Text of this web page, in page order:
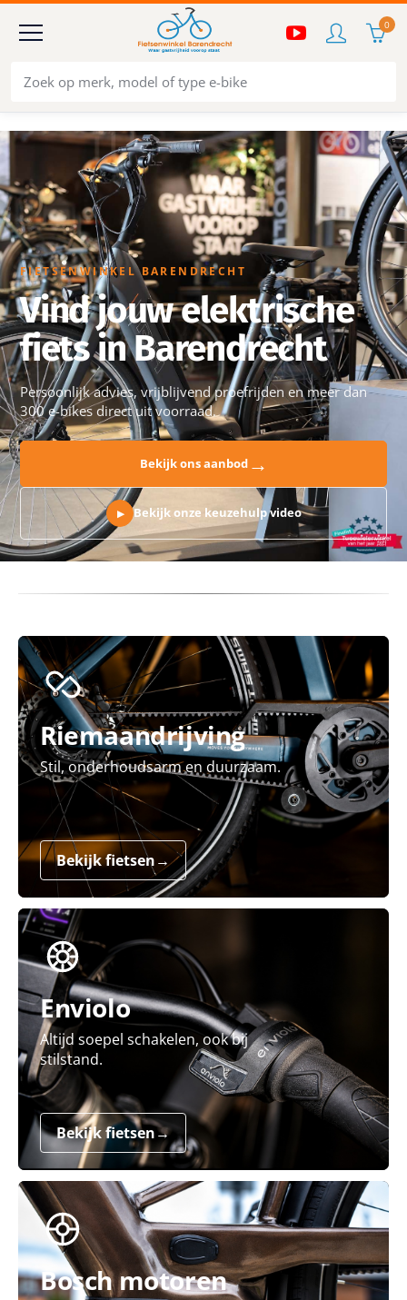
0
FIETSENWINKEL BARENDRECHT
Vind jouw elektrische
fiets in Barendrecht
Persoonlijk advies, vrijblijvend proefrijden en meer dan
300 e-bikes direct uit voorraad.
Bekijk ons aanbod→
▶ Bekijk onze keuzehulp video
Riemaandrijving
Stil, onderhoudsarm en duurzaam.
Bekijk fietsen→
Enviolo
Altijd soepel schakelen, ook bij
stilstand.
Bekijk fietsen→
Bosch motoren